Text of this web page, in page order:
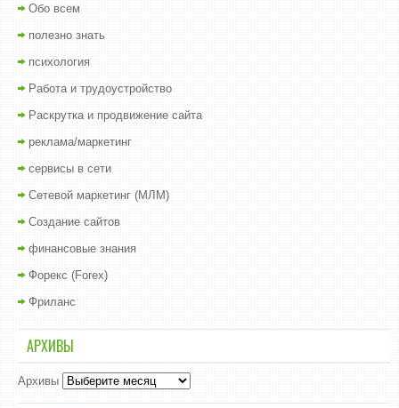
Обо всем
полезно знать
психология
Работа и трудоустройство
Раскрутка и продвижение сайта
реклама/маркетинг
сервисы в сети
Сетевой маркетинг (МЛМ)
Создание сайтов
финансовые знания
Форекс (Forex)
Фриланс
АРХИВЫ
Архивы